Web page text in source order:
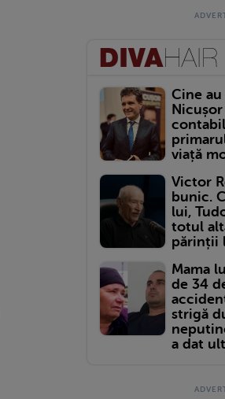
Cine
Nicușor
viață
Victor
bunic.
lui,
totul
părinții
Mama
de 34
strigă
a dat